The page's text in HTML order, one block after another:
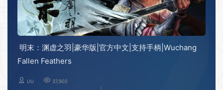
明末：渊虚之羽|豪华版|官方中文|支持手柄|Wuchang
Fallen Feathers
UU 37,902